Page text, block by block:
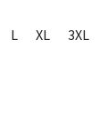
L XL 3XL